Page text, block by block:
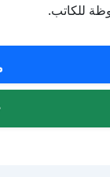
للكاتب.